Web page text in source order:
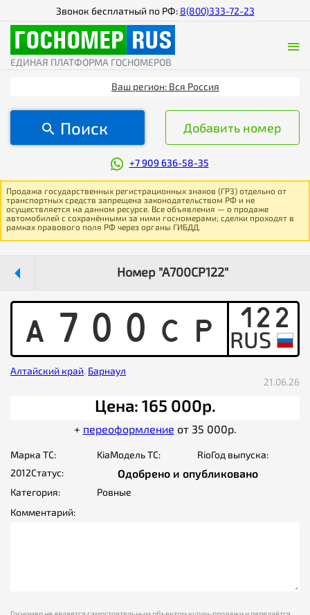
Звонок бесплатный по РФ: 8(800)333-72-23
ЕДИНАЯ ПЛАТФОРМА ГОСНОМЕРОВ
Ваш регион: Вся Россия
Поиск Добавить номер
+7 909 636-58-35
Продажа государственных регистрационных знаков (ГРЗ) отдельно от
транспортных средств запрещена законодательством РФ и не
осуществляется на данном ресурсе. Все объявления — о продаже
автомобилей с сохранёнными за ними госномерами; сделки проходят в
рамках правового поля РФ через органы ГИБДД.
Номер "А700СР122"
A 7 0 0 C P 122
Алтайский край, Барнаул
21.06.26
Цена: 165 000р.
+ переоформление от 35 000р.
Марка ТС: KiaМодель ТС: RioГод выпуска:
2012Статус: Одобрено и опубликовано
Категория:
Ровные
Комментарий: